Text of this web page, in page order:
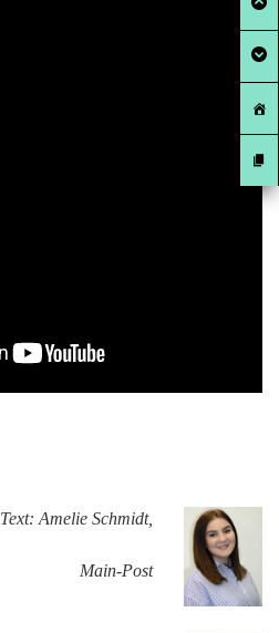
Text: Amelie Schmidt,
Main-Post